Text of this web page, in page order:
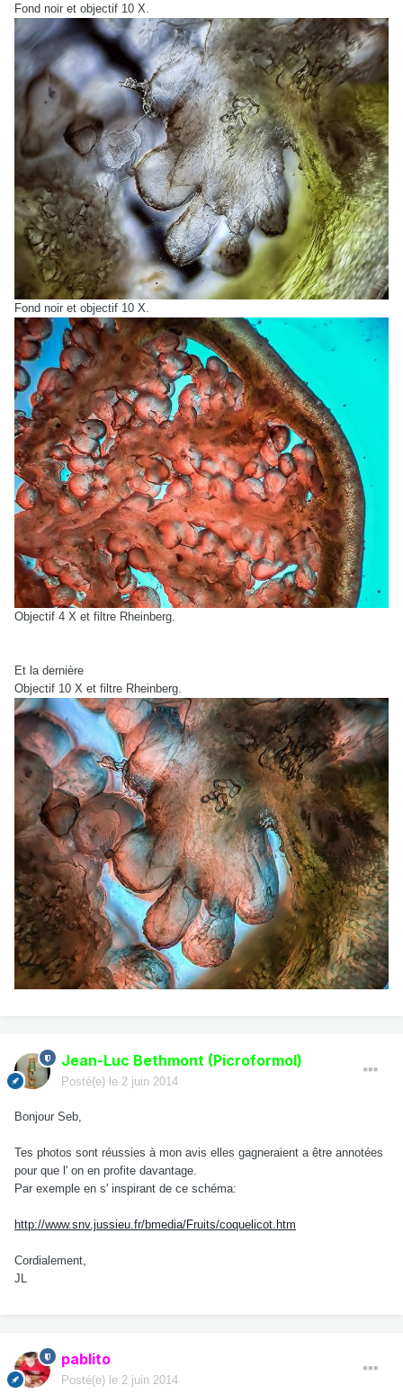
Fond noir et objectif 10 X.
Fond noir et objectif 10 X.
Objectif 4 X et filtre Rheinberg.
Et la dernière
Objectif 10 X et filtre Rheinberg.
Jean-Luc Bethmont (Picroformol)
Posté(e) le 2 juin 2014
Bonjour Seb,
Tes photos sont réussies à mon avis elles gagneraient a être annotées
pour que l' on en profite davantage.
Par exemple en s' inspirant de ce schéma:
http://www.snv.jussieu.fr/bmedia/Fruits/coquelicot.htm
Cordialement,
JL
pablito
Posté(e) le 2 juin 2014